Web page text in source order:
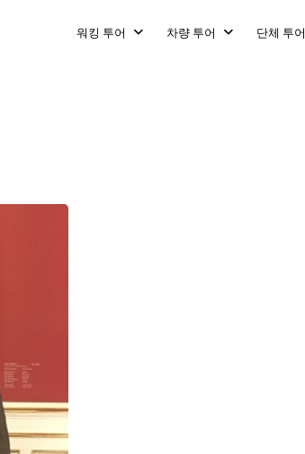
워킹 투어 차량 투어 단체 투어